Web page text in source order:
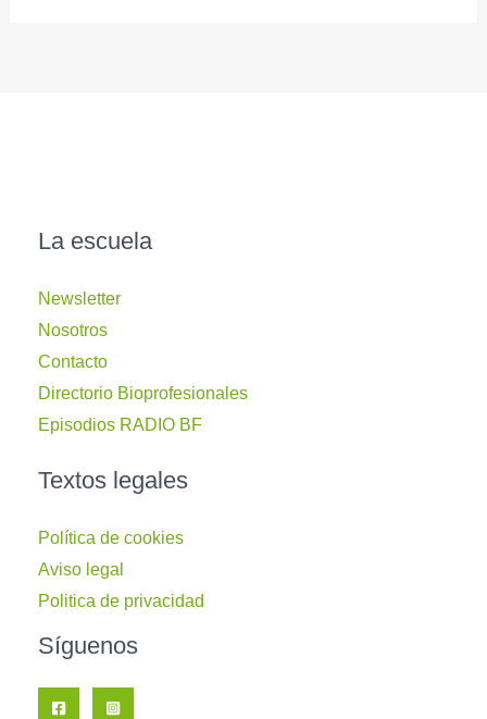
La escuela
Newsletter
Nosotros
Contacto
Directorio Bioprofesionales
Episodios RADIO BF
Textos legales
Política de cookies
Aviso legal
Politica de privacidad
Síguenos